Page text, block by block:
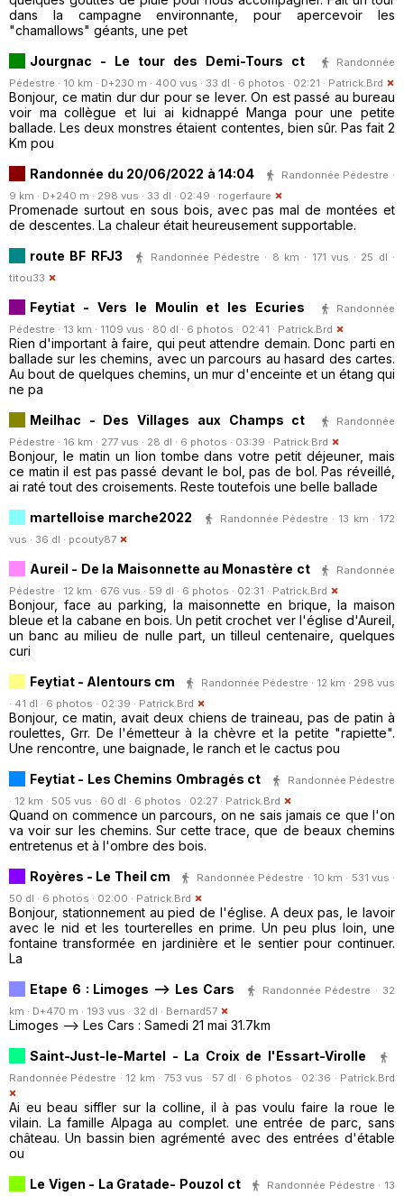
dans la campagne environnante, pour apercevoir les
"chamallows" géants, une pet
Jourgnac - Le tour des Demi-Tours ct
Randonnée
Pédestre · 10 km · D+230 m · 400 vus · 33 dl · 6 photos · 02:21 · Patrick.Brd
Bonjour, ce matin dur dur pour se lever. On est passé au bureau
voir ma collègue et lui ai kidnappé Manga pour une petite
ballade. Les deux monstres étaient contentes, bien sûr. Pas fait 2
Km pou
Randonnée du 20/06/2022 à 14:04
Randonnée Pédestre ·
9 km · D+240 m · 298 vus · 33 dl · 02:49 · rogerfaure
Promenade surtout en sous bois, avec pas mal de montées et
de descentes. La chaleur était heureusement supportable.
route BF RFJ3
Randonnée Pédestre · 8 km · 171 vus · 25 dl ·
titou33
Feytiat - Vers le Moulin et les Ecuries
Randonnée
Pédestre · 13 km · 1109 vus · 80 dl · 6 photos · 02:41 · Patrick.Brd
Rien d'important à faire, qui peut attendre demain. Donc parti en
ballade sur les chemins, avec un parcours au hasard des cartes.
Au bout de quelques chemins, un mur d'enceinte et un étang qui
ne pa
Meilhac - Des Villages aux Champs ct
Randonnée
Pédestre · 16 km · 277 vus · 28 dl · 6 photos · 03:39 · Patrick.Brd
Bonjour, le matin un lion tombe dans votre petit déjeuner, mais
ce matin il est pas passé devant le bol, pas de bol. Pas réveillé,
ai raté tout des croisements. Reste toutefois une belle ballade
martelloise marche2022
Randonnée Pédestre · 13 km · 172
vus · 36 dl · pcouty87
Aureil - De la Maisonnette au Monastère ct
Randonnée
Pédestre · 12 km · 676 vus · 59 dl · 6 photos · 02:31 · Patrick.Brd
Bonjour, face au parking, la maisonnette en brique, la maison
bleue et la cabane en bois. Un petit crochet ver l'église d'Aureil,
un banc au milieu de nulle part, un tilleul centenaire, quelques
curi
Feytiat - Alentours cm
Randonnée Pédestre · 12 km · 298 vus
· 41 dl · 6 photos · 02:39 · Patrick.Brd
Bonjour, ce matin, avait deux chiens de traineau, pas de patin à
roulettes, Grr. De l'émetteur à la chèvre et la petite "rapiette".
Une rencontre, une baignade, le ranch et le cactus pou
Feytiat - Les Chemins Ombragés ct
Randonnée Pédestre
· 12 km · 505 vus · 60 dl · 6 photos · 02:27 · Patrick.Brd
Quand on commence un parcours, on ne sais jamais ce que l'on
va voir sur les chemins. Sur cette trace, que de beaux chemins
entretenus et à l'ombre des bois.
Royères - Le Theil cm
Randonnée Pédestre · 10 km · 531 vus ·
50 dl · 6 photos · 02:00 · Patrick.Brd
Bonjour, stationnement au pied de l'église. A deux pas, le lavoir
avec le nid et les tourterelles en prime. Un peu plus loin, une
fontaine transformée en jardinière et le sentier pour continuer.
La
Etape 6 : Limoges --> Les Cars
Randonnée Pédestre · 32
km · D+470 m · 193 vus · 32 dl · Bernard57
Limoges --> Les Cars : Samedi 21 mai 31.7km
Saint-Just-le-Martel - La Croix de l'Essart-Virolle
Randonnée Pédestre · 12 km · 753 vus · 57 dl · 6 photos · 02:36 · Patrick.Brd
Ai eu beau siffler sur la colline, il à pas voulu faire la roue le
vilain. La famille Alpaga au complet. une entrée de parc, sans
château. Un bassin bien agrémenté avec des entrées d'étable
ou
Le Vigen - La Gratade- Pouzol ct
Randonnée Pédestre · 13